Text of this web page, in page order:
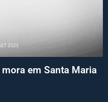
em Santa Maria